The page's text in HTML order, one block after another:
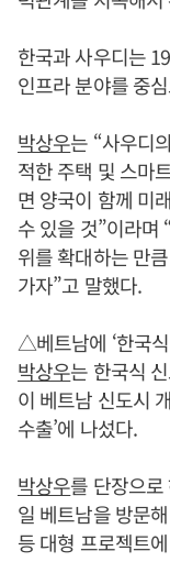
한국과 사우디는
인프라 분야를 중
박상우는 “사우디
적한 주택 및 스마
면 양국이 함께 미
수 있을 것”이라며
위를 확대하는 만
가자”고 말했다.
△베트남에 ‘한국
박상우는 한국식
이 베트남 신도시
수출’에 나섰다.
박상우를 단장으로
일 베트남을 방문
등 대형 프로젝트